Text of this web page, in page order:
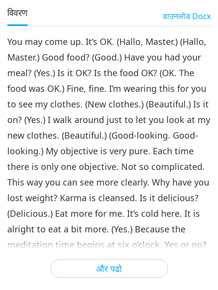
4
30:15
मास्टर और शिष्यों के बीच 2026-03-01 4389 दृष्टिकोण
विवरण डाउनलोड Docx
और पढो
You may come up. It’s OK. (Hallo, Master.) (Hallo,
Master.) Good food? (Good.) Have you had your
meal? (Yes.) Is it OK? Is the food OK? (OK. The
food was OK.) Fine, fine. I’m wearing this for you
to see my clothes. (New clothes.) (Beautiful.) Is it
on? (Yes.) I walk around just to let you look at my
new clothes. (Beautiful.) (Good-looking. Good-
looking.) My objective is very pure. Each time
there is only one objective. Not so complicated.
This way you can see more clearly. Why have you
lost weight? Karma is cleansed. Is it delicious?
(Delicious.) Eat more for me. It’s cold here. It is
alright to eat a bit more. (Yes.) Because the
meditation time begins at six o’clock. Yes or no?
(Yes.) Six or seven o’clock? (Six o’clock.) Six
o’clock. Then it’s alright to eat more. Two more